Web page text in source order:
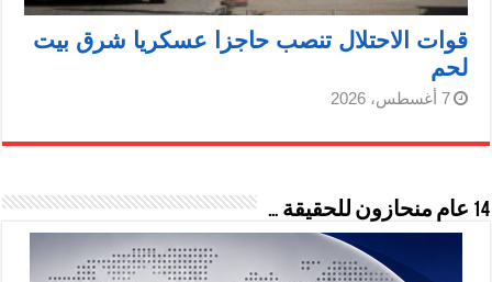
قوات الاحتلال تنصب حاجزا عسكريا شرق بيت
لحم
7 أغسطس، 2026
14 عام منحازون للحقيقة …